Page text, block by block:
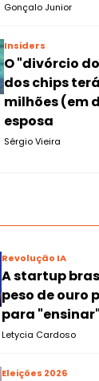
Gonçalo Junior
Insiders
O "divórcio
dos chips
milhões (em
esposa
Sérgio Vieira
Revolução IA
A startup
peso de ouro
para
Letycia Cardoso
Eleições 2026